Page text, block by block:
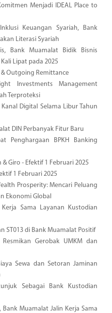
Menjadi IDEAL Place to
Keuangan Syariah, Bank
Literasi Syariah
Bank Muamalat Bidik Bisnis
Lipat pada 2025
Outgoing Remittance
Investments Management
Terproteksi
Digital Selama Libur Tahun
DIN Perbanyak Fitur Baru
Penghargaan BPKH Banking
Giro - Efektif 1 Februari 2025
1 Februari 2025
Prosperity: Mencari Peluang
Ekonomi Global
Sama Layanan Kustodian
ST013 di Bank Muamalat Positif
Gerobak UMKM dan
Sewa dan Setoran Jaminan
Sebagai Bank Kustodian
Muamalat Jalin Kerja Sama